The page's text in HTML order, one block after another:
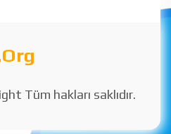
Tüm hakları saklıdır.